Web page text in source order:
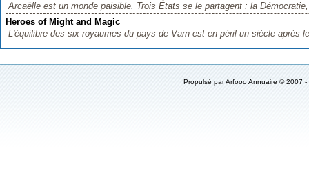
Arcaëlle est un monde paisible. Trois États se le partagent : la
Heroes of Might and Magic
L'équilibre des six royaumes du pays de Varn est en péril un siècle après
Propulsé parArfooo Annuaire © 2007